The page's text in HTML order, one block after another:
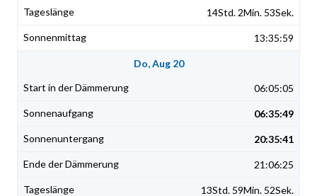
14Std. 2Min. 53Sek.
13:35:59
Do, Aug 20
06:05:05
06:35:49
20:35:41
21:06:25
13Std. 59Min. 52Sek.